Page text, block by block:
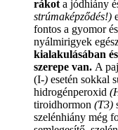
rákot a jódhiány
strúmaképződés!)
fontos a gyomor
nyálmirigyek
kialakulásában
szerepe van. A
(I-) esetén sokkal
hidrogénperoxid
tiroidhormon (T3)
szelénhiány még